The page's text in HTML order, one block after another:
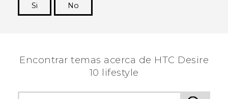
Si
No
Encontrar temas acerca de HTC Desire
10 lifestyle